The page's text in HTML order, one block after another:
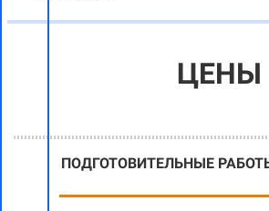
ЦЕНЫ
ПОДГОТОВИТЕЛЬНЫЕ